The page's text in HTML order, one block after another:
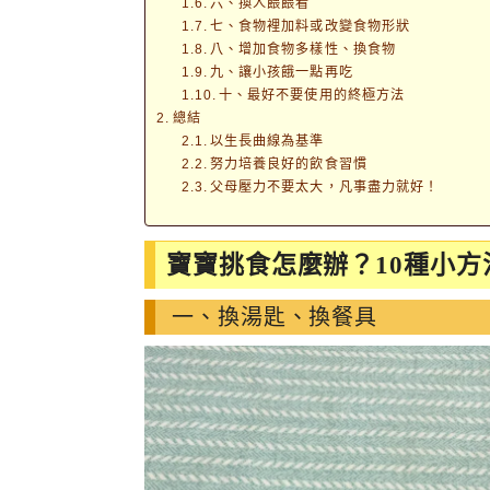
六、換人餵餵看
七、食物裡加料或改變食物形狀
八、增加食物多樣性、換食物
九、讓小孩餓一點再吃
十、最好不要使用的終極方法
總結
以生長曲線為基準
努力培養良好的飲食習慣
父母壓力不要太大，凡事盡力就好！
寶寶挑食怎麼辦？10種小方
一、換湯匙、換餐具